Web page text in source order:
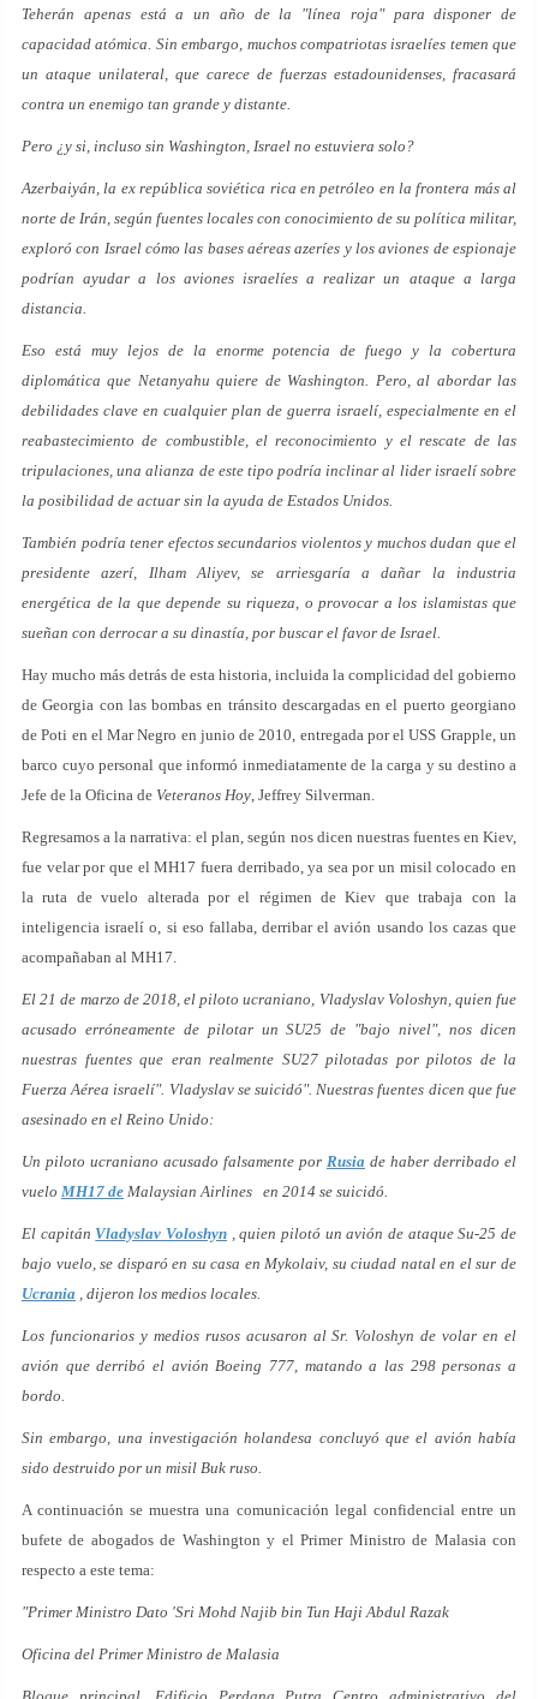
Teherán apenas está a un año de la "línea roja" para disponer de
capacidad atómica. Sin embargo, muchos compatriotas israelíes temen que
un ataque unilateral, que carece de fuerzas estadounidenses, fracasará
contra un enemigo tan grande y distante.
Pero ¿y si, incluso sin Washington, Israel no estuviera solo?
Azerbaiyán, la ex república soviética rica en petróleo en la frontera más al
norte de Irán, según fuentes locales con conocimiento de su política militar,
exploró con Israel cómo las bases aéreas azeríes y los aviones de espionaje
podrían ayudar a los aviones israelíes a realizar un ataque a larga
distancia.
Eso está muy lejos de la enorme potencia de fuego y la cobertura
diplomática que Netanyahu quiere de Washington. Pero, al abordar las
debilidades clave en cualquier plan de guerra israelí, especialmente en el
reabastecimiento de combustible, el reconocimiento y el rescate de las
tripulaciones, una alianza de este tipo podría inclinar al lider israelí sobre
la posibilidad de actuar sin la ayuda de Estados Unidos.
También podría tener efectos secundarios violentos y muchos dudan que el
presidente azerí, Ilham Aliyev, se arriesgaría a dañar la industria
energética de la que depende su riqueza, o provocar a los islamistas que
sueñan con derrocar a su dinastía, por buscar el favor de Israel.
Hay mucho más detrás de esta historia, incluida la complicidad del gobierno
de Georgia con las bombas en tránsito descargadas en el puerto georgiano
de Poti en el Mar Negro en junio de 2010, entregada por el USS Grapple, un
barco cuyo personal que informó inmediatamente de la carga y su destino a
Jefe de la Oficina de Veteranos Hoy, Jeffrey Silverman.
Regresamos a la narrativa: el plan, según nos dicen nuestras fuentes en Kiev,
fue velar por que el MH17 fuera derribado, ya sea por un misil colocado en
la ruta de vuelo alterada por el régimen de Kiev que trabaja con la
inteligencia israelí o, si eso fallaba, derribar el avión usando los cazas que
acompañaban al MH17.
El 21 de marzo de 2018, el piloto ucraniano, Vladyslav Voloshyn, quien fue
acusado erróneamente de pilotar un SU25 de "bajo nivel", nos dicen
nuestras fuentes que eran realmente SU27 pilotadas por pilotos de la
Fuerza Aérea israelí". Vladyslav se suicidó". Nuestras fuentes dicen que fue
asesinado en el Reino Unido:
Un piloto ucraniano acusado falsamente por Rusia de haber derribado el
vuelo MH17 de Malaysian Airlines en 2014 se suicidó.
El capitán Vladyslav Voloshyn , quien pilotó un avión de ataque Su-25 de
bajo vuelo, se disparó en su casa en Mykolaiv, su ciudad natal en el sur de
Ucrania , dijeron los medios locales.
Los funcionarios y medios rusos acusaron al Sr. Voloshyn de volar en el
avión que derribó el avión Boeing 777, matando a las 298 personas a
bordo.
Sin embargo, una investigación holandesa concluyó que el avión había
sido destruido por un misil Buk ruso.
A continuación se muestra una comunicación legal confidencial entre un
bufete de abogados de Washington y el Primer Ministro de Malasia con
respecto a este tema:
"Primer Ministro Dato 'Sri Mohd Najib bin Tun Haji Abdul Razak
Oficina del Primer Ministro de Malasia